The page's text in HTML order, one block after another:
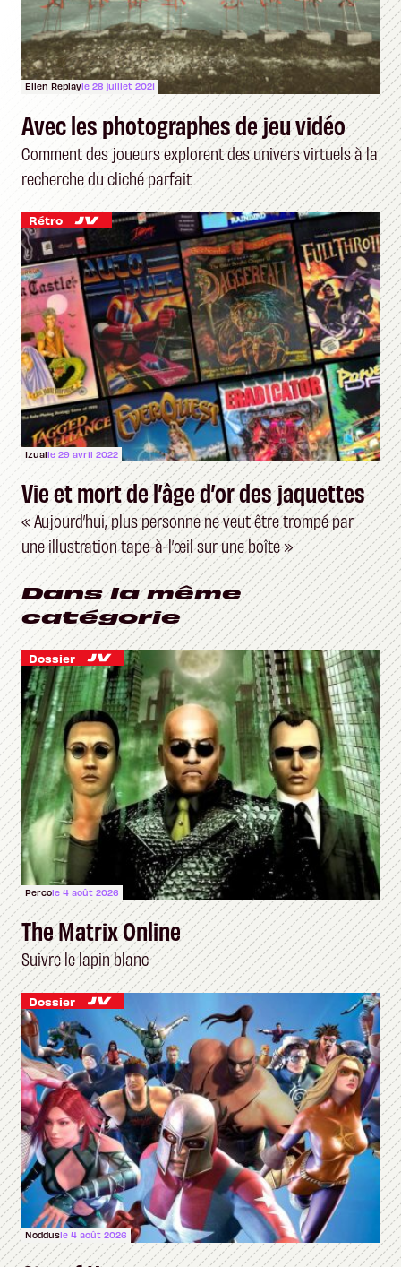
Ellen Replayle 28 juillet 2021
Avec les photographes de jeu vidéo
Comment des joueurs explorent des univers virtuels à la
recherche du cliché parfait
Rétro
Izualle 29 avril 2022
Vie et mort de l’âge d’or des jaquettes
« Aujourd’hui, plus personne ne veut être trompé par
une illustration tape-à-l’œil sur une boîte »
Dans la même
catégorie
Dossier
Percole 4 août 2026
The Matrix Online
Suivre le lapin blanc
Dossier
Noddusle 4 août 2026